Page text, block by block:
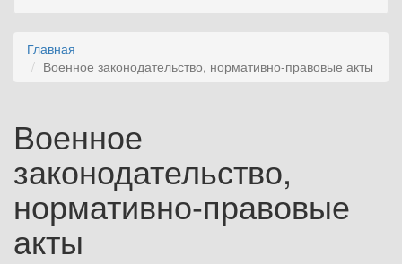
Главная
Военное законодательство, нормативно-правовые акты
Военное
законодательство,
нормативно-правовые
акты